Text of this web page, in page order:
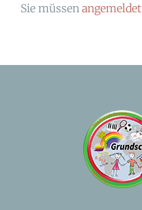
Sie müssen angemeldet